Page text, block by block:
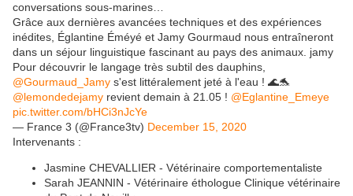
conversations sous-marines…
Grâce aux dernières avancées techniques et des expériences
inédites, Églantine Éméyé et Jamy Gourmaud nous entraîneront
dans un séjour linguistique fascinant au pays des animaux. jamy
Pour découvrir le langage très subtil des dauphins,
@Gourmaud_Jamy s'est littéralement jeté à l'eau ! 🌊🐬
@lemondedejamy revient demain à 21.05 ! @Eglantine_Emeye
pic.twitter.com/bHCi3nJcYe
— France 3 (@France3tv) December 15, 2020
Intervenants :
Jasmine CHEVALLIER - Vétérinaire comportementaliste
Sarah JEANNIN - Vétérinaire éthologue Clinique vétérinaire